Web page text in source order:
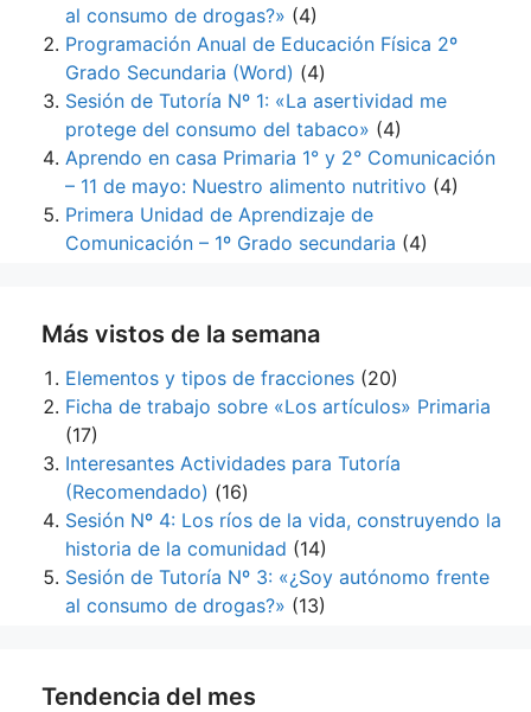
al consumo de drogas?» (4)
Programación Anual de Educación Física 2º
Grado Secundaria (Word) (4)
Sesión de Tutoría Nº 1: «La asertividad me
protege del consumo del tabaco» (4)
Aprendo en casa Primaria 1° y 2° Comunicación
– 11 de mayo: Nuestro alimento nutritivo (4)
Primera Unidad de Aprendizaje de
Comunicación – 1º Grado secundaria (4)
Más vistos de la semana
Elementos y tipos de fracciones (20)
Ficha de trabajo sobre «Los artículos» Primaria
(17)
Interesantes Actividades para Tutoría
(Recomendado) (16)
Sesión Nº 4: Los ríos de la vida, construyendo la
historia de la comunidad (14)
Sesión de Tutoría Nº 3: «¿Soy autónomo frente
al consumo de drogas?» (13)
Tendencia del mes